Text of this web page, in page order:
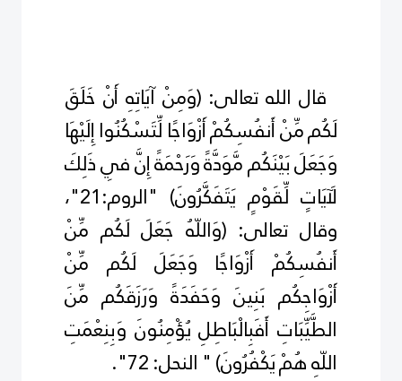
قال الله تعالى: (وَمِنْ آيَاتِهِ أَنْ خَلَقَ
لَكُم مِّنْأَنفُسِكُمْ أَزْوَاجًا لِّتَسْكُنُوا إِلَيْهَا
وَجَعَلَ بَيْنَكُم مَّوَدَّةً وَرَحْمَةً إِنَّ فِي ذَلِكَ
لَآيَاتٍ لِّقَوْمٍ يَتَفَكَّرُونَ) "الروم:21"،
وقال تعالى: (وَاللّهُ جَعَلَ لَكُم مِّنْ
أَنفُسِكُمْ أَزْوَاجًا وَجَعَلَ لَكُم مِّنْ
أَزْوَاجِكُم بَنِينَ وَحَفَدَةً وَرَزَقَكُم مِّنَ
الطَّيِّبَاتِ أَفَبِالْبَاطِلِ يُؤْمِنُونَ وَبِنِعْمَتِ
اللّهِ هُمْ يَكْفُرُونَ) " النحل: 72".